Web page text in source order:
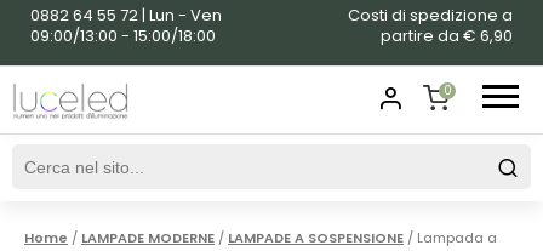
0882 64 55 72 | Lun - Ven
09:00/13:00 - 15:00/18:00
Costi di spedizione a
partire da € 6,90
0
SHOPPING
Home / LAMPADE MODERNE / LAMPADE A SOSPENSIONE / Lampada a